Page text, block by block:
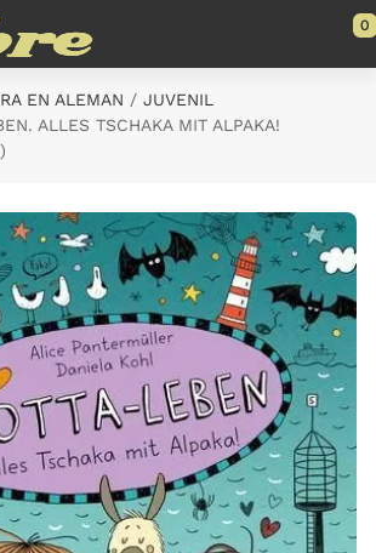
principal
0
EN ALEMAN
JUVENIL
ALLES TSCHAKA MIT ALPAKA!